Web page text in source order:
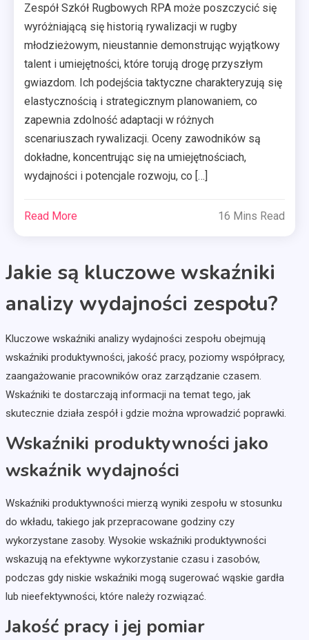
Zespół Szkół Rugbowych RPA może poszczycić się
wyróżniającą się historią rywalizacji w rugby
młodzieżowym, nieustannie demonstrując wyjątkowy
talent i umiejętności, które torują drogę przyszłym
gwiazdom. Ich podejścia taktyczne charakteryzują się
elastycznością i strategicznym planowaniem, co
zapewnia zdolność adaptacji w różnych
scenariuszach rywalizacji. Oceny zawodników są
dokładne, koncentrując się na umiejętnościach,
wydajności i potencjale rozwoju, co […]
Read More 16 Mins Read
Jakie są kluczowe wskaźniki
analizy wydajności zespołu?
Kluczowe wskaźniki analizy wydajności zespołu obejmują
wskaźniki produktywności, jakość pracy, poziomy współpracy,
zaangażowanie pracowników oraz zarządzanie czasem.
Wskaźniki te dostarczają informacji na temat tego, jak
skutecznie działa zespół i gdzie można wprowadzić poprawki.
Wskaźniki produktywności jako
wskaźnik wydajności
Wskaźniki produktywności mierzą wyniki zespołu w stosunku
do wkładu, takiego jak przepracowane godziny czy
wykorzystane zasoby. Wysokie wskaźniki produktywności
wskazują na efektywne wykorzystanie czasu i zasobów,
podczas gdy niskie wskaźniki mogą sugerować wąskie gardła
lub nieefektywności, które należy rozwiązać.
Jakość pracy i jej pomiar